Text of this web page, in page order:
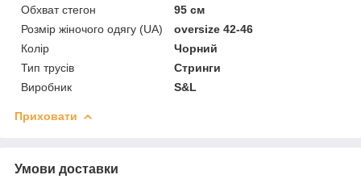
Обхват стегон
95 см
Розмір жіночого одягу (UA)
oversize 42-46
Колір
Чорний
Тип трусів
Стринги
Виробник
S&L
Приховати
Умови доставки